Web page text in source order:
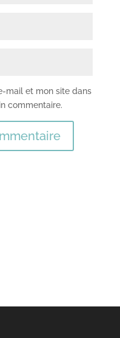
mail et mon site dans
commentaire.